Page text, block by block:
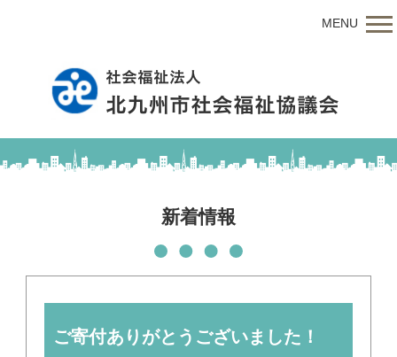
MENU
新着情報
ご寄付ありがとうございました！